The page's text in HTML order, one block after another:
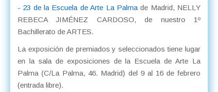
- 23 de la Escuela de Arte La Palma de Madrid, NELLY
REBECA JIMÉNEZ CARDOSO, de nuestro 1º
Bachillerato de ARTES.
La exposición de premiados y seleccionados tiene lugar
en la sala de exposiciones de la Escuela de Arte La
Palma (C/La Palma, 46. Madrid) del 9 al 16 de febrero
(entrada libre).